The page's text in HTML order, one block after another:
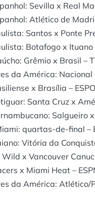
Sevilla x Real
Atlético de
Santos x Ponte
Botafogo x Ituano
Grêmio x Brasil –
da América: Nacional
x Brasília –
Santa Cruz x
Salgueiro x
quartas-de-final –
Vitória da
x Vancouver
x Miami Heat –
da América: Atlético/